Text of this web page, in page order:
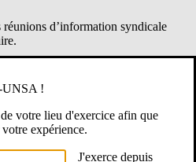
d’information syndicale
titulaire.
HORAIRES
(lieu à préciser)
12h00
UNSA !
votre lieu d'exercice afin que
expérience.
J'exerce depuis